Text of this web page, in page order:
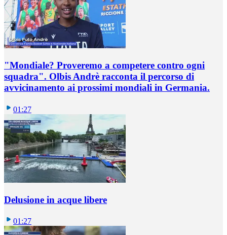
"Mondiale? Proveremo a competere contro ogni
squadra". Olbis Andrè racconta il percorso di
avvicinamento ai prossimi mondiali in Germania.
01:27
Delusione in acque libere
01:27